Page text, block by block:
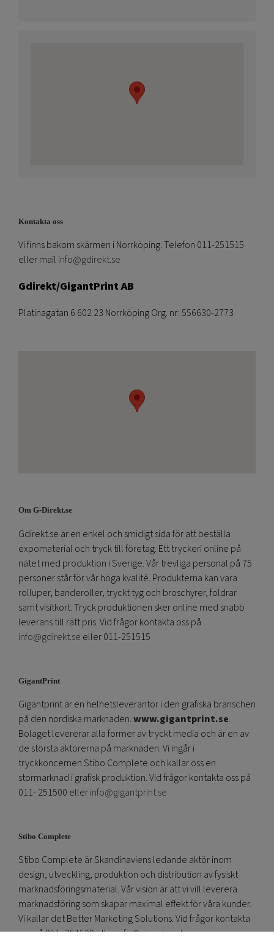
Kontakta oss
Vi finns bakom skärmen i Norrköping. Telefon 011-251515
eller mail info@gdirekt.se
Gdirekt/GigantPrint AB
Platinagatan 6 602 23 Norrköping Org. nr: 556630-2773
Om G-Direkt.se
Gdirekt.se är en enkel och smidigt sida för att beställa
expomaterial och tryck till företag. Ett tryckeri online på
nätet med produktion i Sverige. Vår trevliga personal på 75
personer står för vår höga kvalité. Produkterna kan vara
rolluper, banderoller, tryckt tyg och broschyrer, foldrar
samt visitkort. Tryck produktionen sker online med snabb
leverans till rätt pris. Vid frågor kontakta oss på
info@gdirekt.se eller 011-251515
GigantPrint
Gigantprint är en helhetsleverantör i den grafiska branschen
på den nordiska marknaden.www.gigantprint.se.
Bolaget levererar alla former av tryckt media och är en av
de största aktörerna på marknaden. Vi ingår i
tryckkoncernen Stibo Complete och kallar oss en
stormarknad i grafisk produktion. Vid frågor kontakta oss på
011- 251500 ellerinfo@gigantprint.se
Stibo Complete
Stibo Complete är Skandinaviens ledande aktör inom
design, utveckling, produktion och distribution av fysiskt
marknadsföringsmaterial. Vår vision är att vi vill leverera
marknadsföring som skapar maximal effekt för våra kunder.
Vi kallar det Better Marketing Solutions. Vid frågor kontakta
oss på 011- 251500 ellerinfo@gigantprint.se